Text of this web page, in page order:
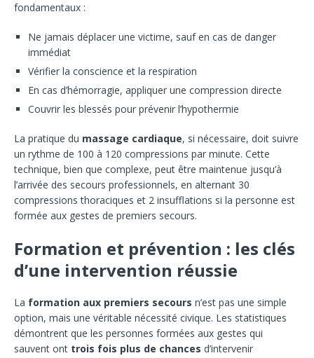
fondamentaux :
Ne jamais déplacer une victime, sauf en cas de danger
immédiat
Vérifier la conscience et la respiration
En cas d’hémorragie, appliquer une compression directe
Couvrir les blessés pour prévenir l’hypothermie
La pratique du massage cardiaque, si nécessaire, doit suivre
un rythme de 100 à 120 compressions par minute. Cette
technique, bien que complexe, peut être maintenue jusqu’à
l’arrivée des secours professionnels, en alternant 30
compressions thoraciques et 2 insufflations si la personne est
formée aux gestes de premiers secours.
Formation et prévention : les clés
d’une intervention réussie
La formation aux premiers secours n’est pas une simple
option, mais une véritable nécessité civique. Les statistiques
démontrent que les personnes formées aux gestes qui
sauvent ont trois fois plus de chances d’intervenir